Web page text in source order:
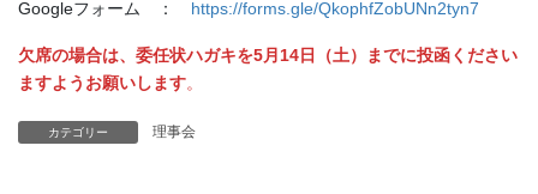
Googleフォーム ： https://forms.gle/QkophfZobUNn2tyn7
欠席の場合は、委任状ハガキを5月14日（土）までに投函ください
ますようお願いします。
カテゴリー 理事会